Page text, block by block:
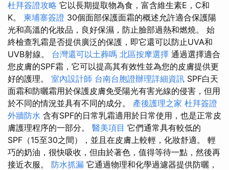
杜拜簽證攻略 它以長期提取物為食，富含維生素E，C和
K。 柬埔寨簽證 30個面部保護面霜的概述允許適合保護陽
光和高溫的化妝品，良好保濕，防止臉部過熱和燃燒。 始
終檢查乳霜是否提供廣泛的保護，即它還可以防止UVA和
UVB射線。 台灣還可以土葬嗎 北區按摩選擇 通過選擇適合
您皮膚的SPF霜，它可以提高其有效性並為您的皮膚提供更
好的護理。 室內設計師 台南台胞證辦理詳細資訊 SPF白天
面霜和防曬霜用於保護皮膚免受陽光有害光線的侵害，但用
於不同的情況並具有不同的成分。 產後護理之家 杜拜簽證
外牆防水 含有SPF的日常乳霜適用於日常使用，也是正常皮
膚護理程序的一部分。 醫美項目 它們通常具有較低的
SPF（15至30之間），並且在皮膚上較輕，化妝舒適。 輕
巧的奶油，很快吸收，但由於著色，值得等待一點，然後再
接近衣服。 防水抓漏 它通過物理和化學過濾器提供防曬，